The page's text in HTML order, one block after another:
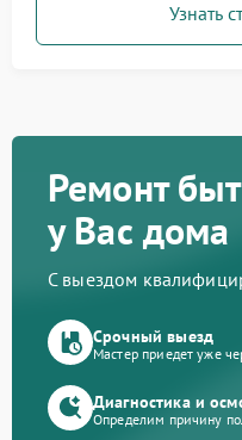
Узнать
Ремонт
у Вас дома
С выездом
Срочный выезд
Мастер приедет уже
Диагностика и
Определим причину